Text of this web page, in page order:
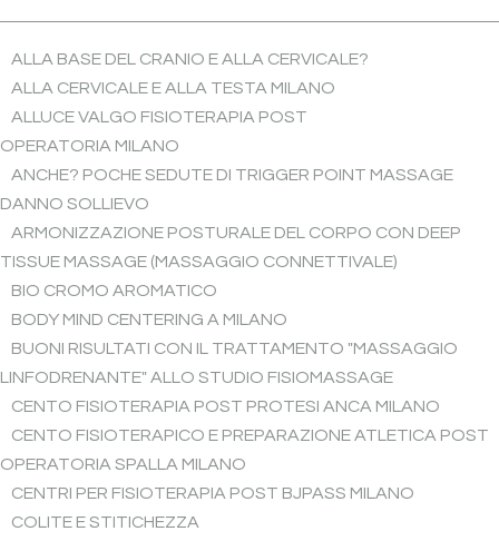
ALLA BASE DEL CRANIO E ALLA CERVICALE?
ALLA CERVICALE E ALLA TESTA MILANO
ALLUCE VALGO FISIOTERAPIA POST
OPERATORIA MILANO
ANCHE? POCHE SEDUTE DI TRIGGER POINT MASSAGE
DANNO SOLLIEVO
ARMONIZZAZIONE POSTURALE DEL CORPO CON DEEP
TISSUE MASSAGE (MASSAGGIO CONNETTIVALE)
BIO CROMO AROMATICO
BODY MIND CENTERING A MILANO
BUONI RISULTATI CON IL TRATTAMENTO "MASSAGGIO
LINFODRENANTE" ALLO STUDIO FISIOMASSAGE
CENTO FISIOTERAPIA POST PROTESI ANCA MILANO
CENTO FISIOTERAPICO E PREPARAZIONE ATLETICA POST
OPERATORIA SPALLA MILANO
CENTRI PER FISIOTERAPIA POST BJPASS MILANO
COLITE E STITICHEZZA